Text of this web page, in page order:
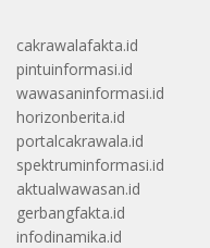
cakrawalafakta.id
pintuinformasi.id
wawasaninformasi.id
horizonberita.id
portalcakrawala.id
spektruminformasi.id
aktualwawasan.id
gerbangfakta.id
infodinamika.id